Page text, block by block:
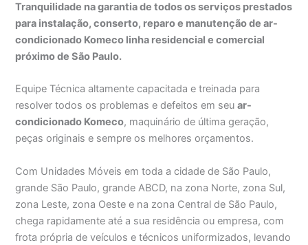
Tranquilidade na garantia de todos os serviços prestados
para instalação, conserto, reparo e manutenção de ar-
condicionado Komeco linha residencial e comercial
próximo de São Paulo.
Equipe Técnica altamente capacitada e treinada para
resolver todos os problemas e defeitos em seuar-
condicionado Komeco, maquinário de última geração,
peças originais e sempre os melhores orçamentos.
Com Unidades Móveis em toda a cidade de São Paulo,
grande São Paulo, grande ABCD, na zona Norte, zona Sul,
zona Leste, zona Oeste e na zona Central de São Paulo,
chega rapidamente até a sua residência ou empresa, com
frota própria de veículos e técnicos uniformizados, levando